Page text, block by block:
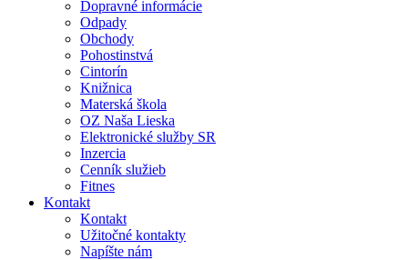
Dopravné informácie
Odpady
Obchody
Pohostinstvá
Cintorín
Knižnica
Materská škola
OZ Naša Lieska
Elektronické služby SR
Inzercia
Cenník služieb
Fitnes
Kontakt
Kontakt
Užitočné kontakty
Napíšte nám